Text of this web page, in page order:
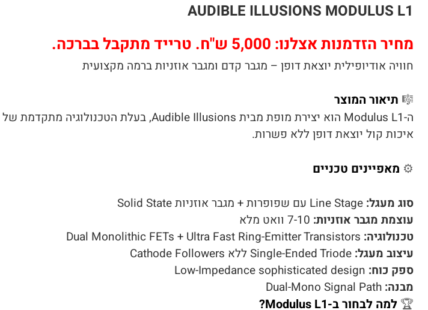
AUDIBLE ILLUSIONS MODULUS L1
מחיר הזדמנות אצלנו: 5,000 ש"ח. טרייד מתקבל בברכה.
חוויה אודיופילית יוצאת דופן – מגבר קדם ומגבר אוזניות ברמה מקצועית
🎼 תיאור המוצר
איכות קול יוצאת דופן ללא פשרות.
⚙️ מאפיינים טכניים
סוג מעגל: Line Stage עם שפופרות + מגבר אוזניות Solid State
עוצמת מגבר אוזניות: 7-10 וואט מלא
טכנולוגיה: Dual Monolithic FETs + Ultra Fast Ring-Emitter Transistors
עיצוב מעגל: Single-Ended Triode ללא Cathode Followers
ספק כוח: Low-Impedance sophisticated design
מבנה: Dual-Mono Signal Path
🏆 למה לבחור ב-Modulus L1?